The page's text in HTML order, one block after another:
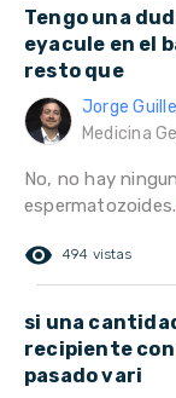
Tengo una
eyacule en el
resto que
Jorge
Medicina
No, no hay
remove_red_eye 494 vistas
si una
recipiente con
pasado vari